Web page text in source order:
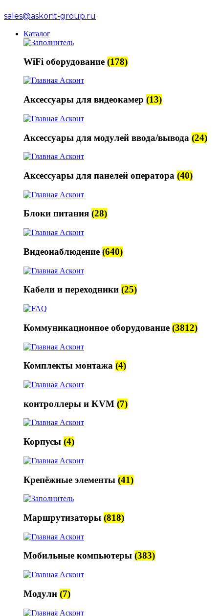
sales@askont-group.ru
Каталог
WiFi оборудование (178)
Аксессуары для видеокамер (13)
Аксессуары для модулей ввода/вывода (24)
Аксессуары для панелей оператора (40)
Блоки питания (28)
Видеонаблюдение (640)
Кабели и переходники (25)
Коммуникационное оборудование (3812)
Комплекты монтажа (4)
контроллеры и KVM (7)
Корпусы (4)
Крепёжные элементы (41)
Маршрутизаторы (818)
Мобильные компьютеры (383)
Модули (7)